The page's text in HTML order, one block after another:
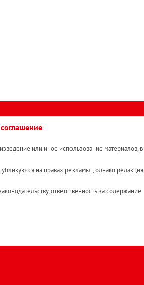
или иное использование материалов, в
на правах рекламы. , однако редакция
ответственность за содержание